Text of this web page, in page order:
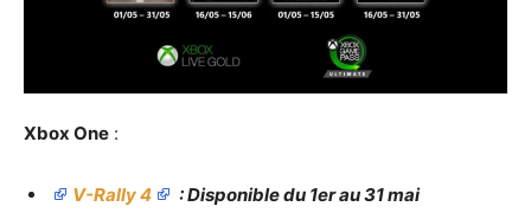
Xbox One :
V-Rally 4
: Disponible du 1er au 31 mai